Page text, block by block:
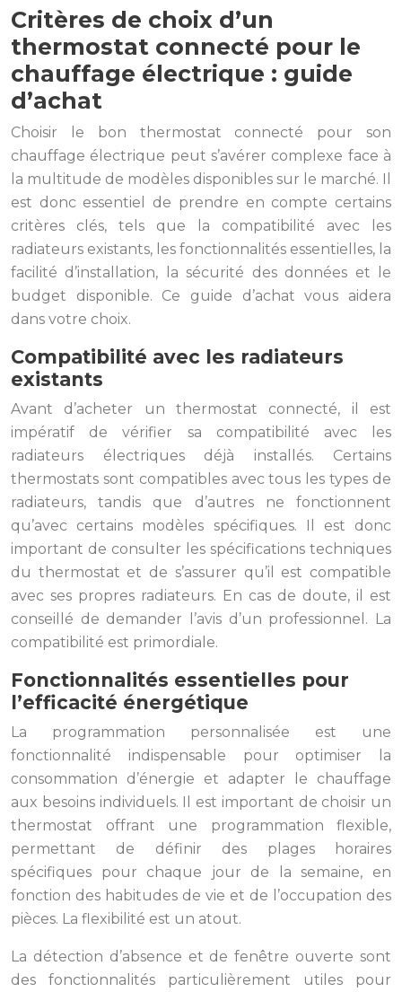
Critères de choix d’un
thermostat connecté pour le
chauffage électrique : guide
d’achat
Choisir le bon thermostat connecté pour son
chauffage électrique peut s’avérer complexe face à
la multitude de modèles disponibles sur le marché. Il
est donc essentiel de prendre en compte certains
critères clés, tels que la compatibilité avec les
radiateurs existants, les fonctionnalités essentielles, la
facilité d’installation, la sécurité des données et le
budget disponible. Ce guide d’achat vous aidera
dans votre choix.
Compatibilité avec les radiateurs
existants
Avant d’acheter un thermostat connecté, il est
impératif de vérifier sa compatibilité avec les
radiateurs électriques déjà installés. Certains
thermostats sont compatibles avec tous les types de
radiateurs, tandis que d’autres ne fonctionnent
qu’avec certains modèles spécifiques. Il est donc
important de consulter les spécifications techniques
du thermostat et de s’assurer qu’il est compatible
avec ses propres radiateurs. En cas de doute, il est
conseillé de demander l’avis d’un professionnel. La
compatibilité est primordiale.
Fonctionnalités essentielles pour
l’efficacité énergétique
La programmation personnalisée est une
fonctionnalité indispensable pour optimiser la
consommation d’énergie et adapter le chauffage
aux besoins individuels. Il est important de choisir un
thermostat offrant une programmation flexible,
permettant de définir des plages horaires
spécifiques pour chaque jour de la semaine, en
fonction des habitudes de vie et de l’occupation des
pièces. La flexibilité est un atout.
La détection d’absence et de fenêtre ouverte sont
des fonctionnalités particulièrement utiles pour